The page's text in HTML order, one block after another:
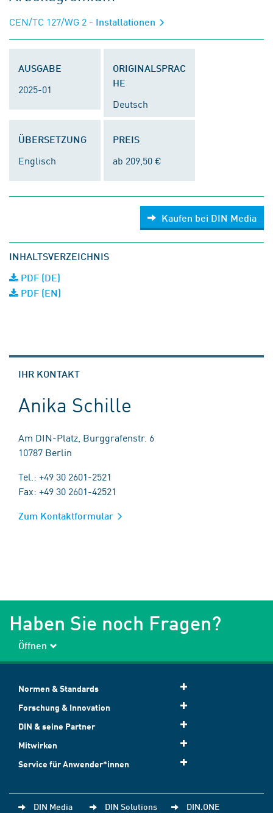
CEN/TC 127/WG 2 - Installationen
AUSGABE
2025-01
ORIGINALSPRAC
HE
Deutsch
ÜBERSETZUNG
Englisch
PREIS
ab 209,50 €
Kaufen bei DIN Media
INHALTSVERZEICHNIS
PDF (DE)
PDF (EN)
IHR KONTAKT
Anika Schille
Am DIN-Platz, Burggrafenstr. 6
10787 Berlin
Tel.: +49 30 2601-2521
Fax: +49 30 2601-42521
Zum Kontaktformular
Haben Sie noch Fragen?
Öffnen
Normen & Standards
Forschung & Innovation
DIN & seine Partner
Mitwirken
Service für Anwender*innen
DIN Media DIN Solutions DIN.ONE